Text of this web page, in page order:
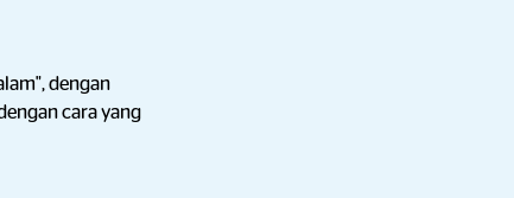
dengan
cara yang